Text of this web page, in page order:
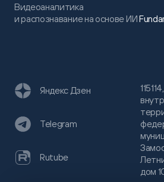
Видеоаналитика
и распознавание на основе ИИ
дом
Яндекс Дзен
Telegram
Rutube